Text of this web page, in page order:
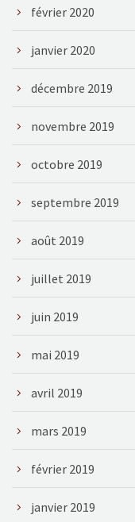
février 2020
janvier 2020
décembre 2019
novembre 2019
octobre 2019
septembre 2019
août 2019
juillet 2019
juin 2019
mai 2019
avril 2019
mars 2019
février 2019
janvier 2019